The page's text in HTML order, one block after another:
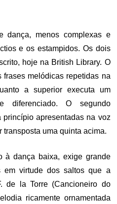
dança, menos complexas e
e os estampidos. Os dois
hoje na British Library. O
frases melódicas repetidas na
a superior executa um
diferenciado. O segundo
apresentadas na voz
transposta uma quinta acima.
à dança baixa, exige grande
em virtude dos saltos que a
de la Torre (Cancioneiro do
ricamente ornamentada